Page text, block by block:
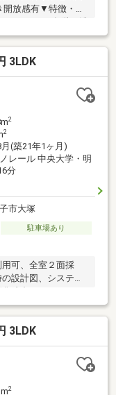
放感有▼特徴・全
ルコニー・各階に洗
る)▼2025年11月室
(天井・壁) 等【そ
ニング 他▼周辺環
宕山緑地 徒歩3分
す
にお問い合わせく
3LDK
2
2
(築21年1ヶ月)
レール 中央大学・明
分
市大塚
駐車場あり
可、全室２面採
設計図、システム
床下収納、浴室に
3LDK
2